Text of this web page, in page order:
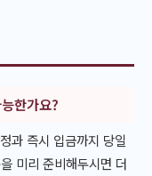
한가요?
과 즉시 입금까지 당일
미리 준비해두시면 더